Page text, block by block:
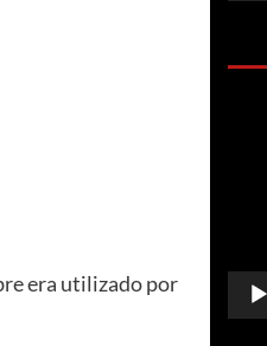
era utilizado por